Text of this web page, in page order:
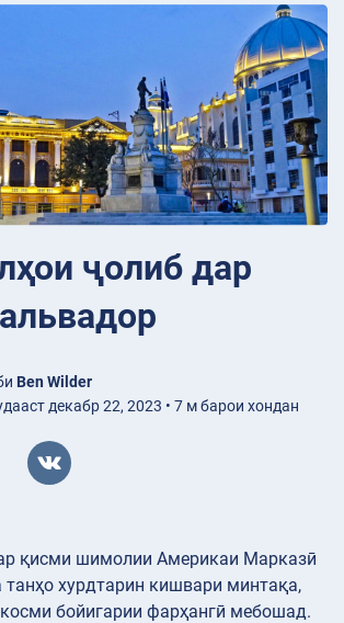
ҷолиб дар
Ben Wilder
декабр 22, 2023 • 7 м барои хондан
қисми шимолии Америкаи Марказӣ
танҳо хурдтарин кишвари минтақа,
бойигарии фарҳангӣ мебошад.